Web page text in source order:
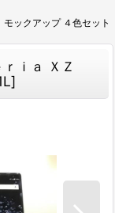
ックアップ ４色セット
ｉａ ＸＺ
]